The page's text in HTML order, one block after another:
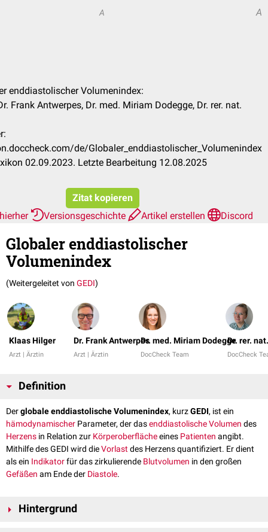
A A
enddiastolischer Volumenindex:
Frank Antwerpes, Dr. med. Miriam Dodegge, Dr. rer. nat.
de/Globaler_enddiastolischer_Volumenindex
02.09.2023. Letzte Bearbeitung 12.08.2025
Zitat kopieren
Versionsgeschichte Artikel erstellen Discord
Globaler enddiastolischer
Volumenindex
(Weitergeleitet von GEDI)
Klaas Hilger
Arzt | Ärztin
Dr. Frank Antwerpes
Arzt | Ärztin
Dr. med. Miriam Dodegge
DocCheck Team
Dr. rer.
DocCheck
Definition
Derglobale enddiastolische Volumenindex, kurzGEDI, ist ein
hämodynamischer Parameter, der dasenddiastolische Volumen des
Herzens in Relation zur Körperoberflächeeines Patienten angibt.
Mithilfe des GEDI wird dieVorlastdes Herzens quantifiziert. Er dient
als ein Indikatorfür das zirkulierende Blutvolumen in den großen
Gefäßen am Ende der Diastole.
Hintergrund